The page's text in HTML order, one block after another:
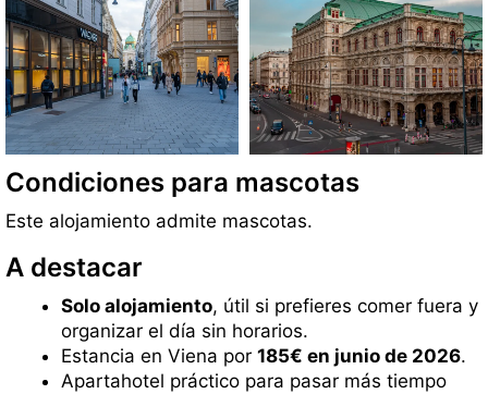
Condiciones para mascotas
Este alojamiento admite mascotas.
A destacar
Solo alojamiento, útil si prefieres comer fuera y
organizar el día sin horarios.
Estancia en Viena por 185€ en junio de 2026.
Apartahotel práctico para pasar más tiempo